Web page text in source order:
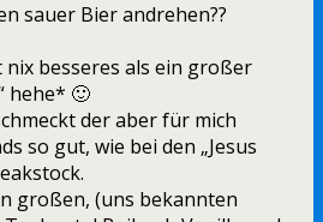
sauer Bier andrehen??
nix besseres als ein großer
hehe* 🙂
der aber für mich
so gut, wie bei den „Jesus
großen, (uns bekannten